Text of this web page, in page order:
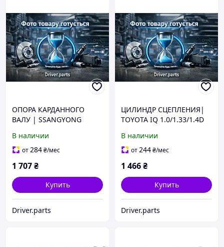
ОПОРА КАРДАННОГО
ВАЛУ | SSANGYONG
II 13-, ACTYON SPORT 12-
В наличии
от284₴/мес
1 707₴
Купить
Driver.parts
ЦИЛИНДР СЦЕПЛЕНИЯ|
TOYOTA IQ 1.0/1.33/1.4D
В наличии
от244₴/мес
1 466₴
Купить
Driver.parts